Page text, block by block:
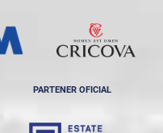
PARTENER OFICIAL